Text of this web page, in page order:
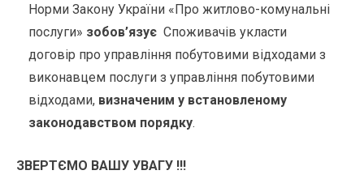
Норми Закону України «Про житлово-комунальні
послуги» зобов’язує Споживачів укласти
договір про управління побутовими відходами з
виконавцем послуги з управління побутовими
відходами, визначеним у встановленому
законодавством порядку.
ЗВЕРТЄМО ВАШУ УВАГУ !!!